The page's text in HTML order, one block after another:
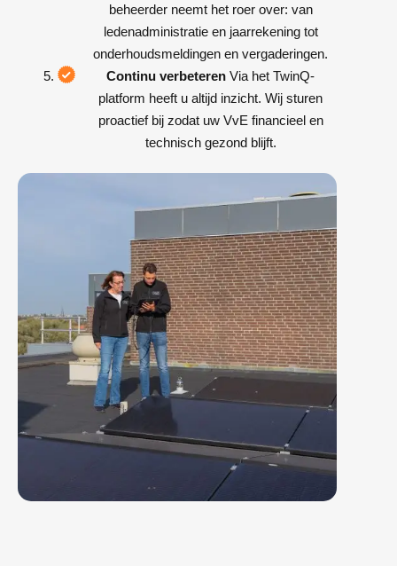
beheerder neemt het roer over: van
ledenadministratie en jaarrekening tot
onderhoudsmeldingen en vergaderingen.
Continu verbeteren Via het TwinQ-
platform heeft u altijd inzicht. Wij sturen
proactief bij zodat uw VvE financieel en
technisch gezond blijft.